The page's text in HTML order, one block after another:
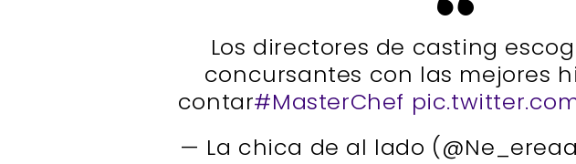
Los directores de casting
concursantes con las mejores
contar#MasterChef
— La chica de al lado